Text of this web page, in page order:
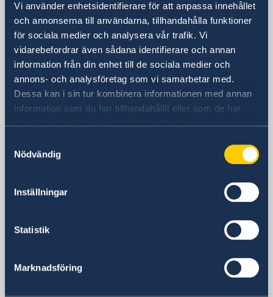
Vi använder enhetsidentifierare för att anpassa innehållet
och annonserna till användarna, tillhandahålla funktioner
för sociala medier och analysera vår trafik. Vi
vidarebefordrar även sådana identifierare och annan
information från din enhet till de sociala medier och
annons- och analysföretag som vi samarbetar med.
Dessa kan i sin tur kombinera informationen med annan
information som du har tillhandahållit eller som de har
Nödvändig
Inställningar
Statistik
Marknadsföring
Besöksadress
Adgar 360, 24 tr.
Hashlosha Street 2
Tel Aviv
Postadress
Embassy of Sweden
P.O.B. 9393
Telefonnummer
Allmänna förfrågningar
E-postadress
ambassaden.tel-aviv@gov.se
Visum- och migrationsfrågor